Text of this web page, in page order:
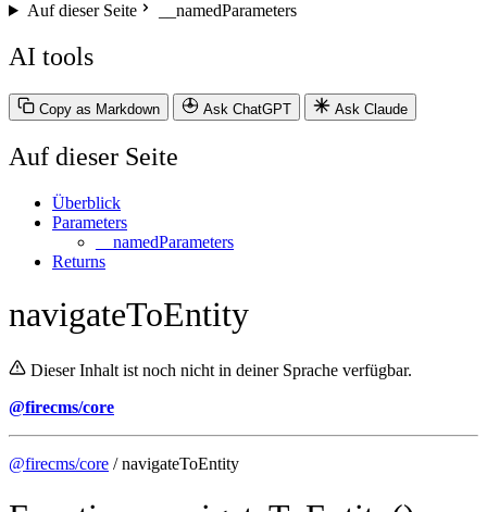
Auf dieser Seite __namedParameters
AI tools
Copy as Markdown Ask ChatGPT Ask Claude
Auf dieser Seite
Überblick
Parameters
__namedParameters
Returns
navigateToEntity
Dieser Inhalt ist noch nicht in deiner Sprache verfügbar.
@firecms/core
@firecms/core / navigateToEntity